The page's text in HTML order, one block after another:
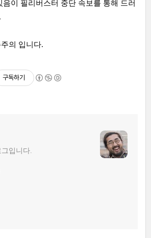
이 필리버스터 중단 속보를 통해 드러
의 입니다.
구독하기
입니다.